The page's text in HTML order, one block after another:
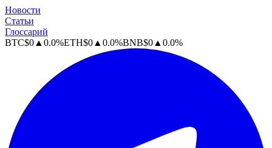
Новости
Статьи
Глоссарий
BTC$0 ▲ 0.0%ETH$0 ▲ 0.0%BNB$0 ▲ 0.0%